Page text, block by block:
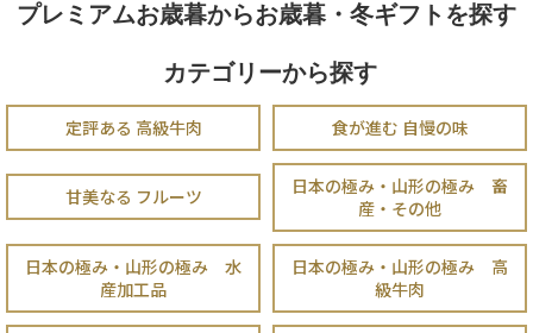
プレミアムお歳暮からお歳暮・冬ギフトを探す
カテゴリーから探す
定評ある 高級牛肉 食が進む 自慢の味
甘美なる フルーツ
日本の極み・山形の極み 畜
産・その他
日本の極み・山形の極み 水
産加工品
日本の極み・山形の極み 高
級牛肉